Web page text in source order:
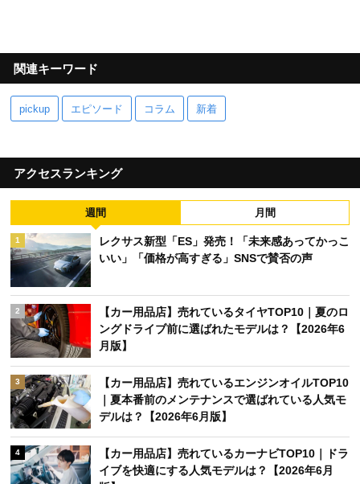
関連キーワード
pickup エピソード コラム 新着
アクセスランキング
週間 月間
1
レクサス新型「ES」発売！「未来感あってかっこ
いい」「価格が高すぎる」SNSで賛否の声
2
【カー用品店】売れているタイヤTOP10｜夏のロ
ングドライブ前に選ばれたモデルは？【2026年6
月版】
3
【カー用品店】売れているエンジンオイルTOP10
｜夏本番前のメンテナンスで選ばれている人気モ
デルは？【2026年6月版】
4
【カー用品店】売れているカーナビTOP10｜ドラ
イブを快適にする人気モデルは？【2026年6月